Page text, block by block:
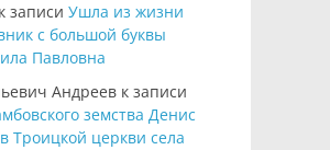
к записи Ушла из жизни
с большой буквы
Павловна
Андреев к записи
земства Денис
Троицкой церкви села